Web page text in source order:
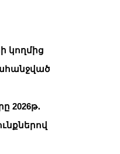
կողմից
2026թ․